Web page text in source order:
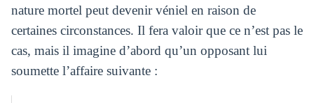
nature mortel peut devenir véniel en raison de
certaines circonstances. Il fera valoir que ce n’est pas le
cas, mais il imagine d’abord qu’un opposant lui
soumette l’affaire suivante :